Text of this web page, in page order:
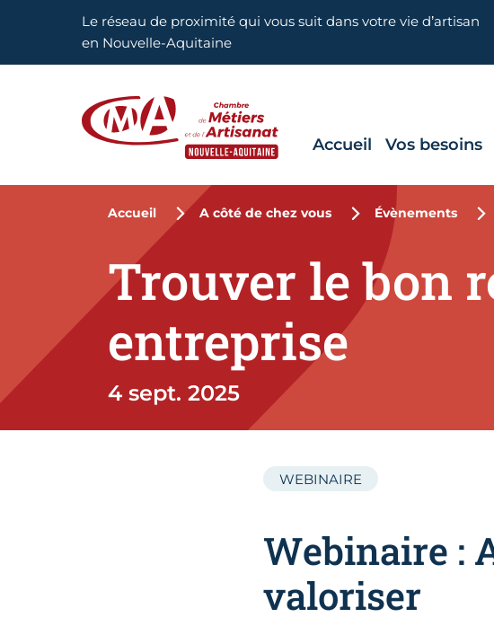
Aller en haut de pageLe réseau de proximité qui vous suit dans votre vie d’artisan
en Nouvelle-Aquitaine
Accueil Vos besoins
Accueil A côté de chez vous Évènements
Trouver le bon
entreprise
4 sept. 2025
WEBINAIRE
Webinaire :
valoriser